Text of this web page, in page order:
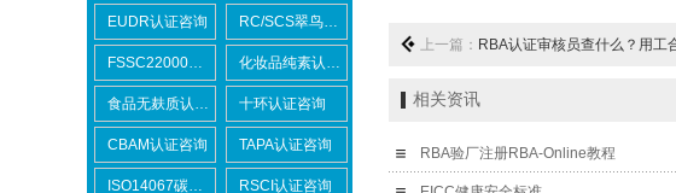
EUDR认证咨询 RC/SCS翠鸟认证咨询
FSSC22000认证咨询 化妆品纯素认证咨询
食品无麸质认证咨询 十环认证咨询
CBAM认证咨询 TAPA认证咨询
ISO14067碳足迹 RSCI认证咨询
上一篇： RBA认证审核员查什么？用工合规
相关资讯
RBA验厂注册RBA-Online教程